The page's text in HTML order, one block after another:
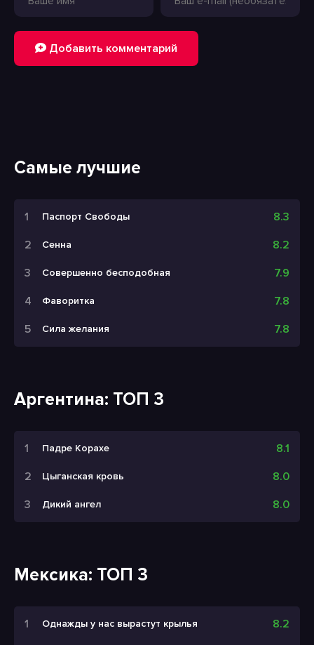
Самые лучшие
Паспорт Свободы 8.3
Сенна 8.2
Совершенно бесподобная 7.9
Фаворитка 7.8
Сила желания 7.8
Аргентина: ТОП 3
Падре Корахе 8.1
Цыганская кровь 8.0
Дикий ангел 8.0
Мексика: ТОП 3
Однажды у нас вырастут крылья
8.2
Добавить комментарий